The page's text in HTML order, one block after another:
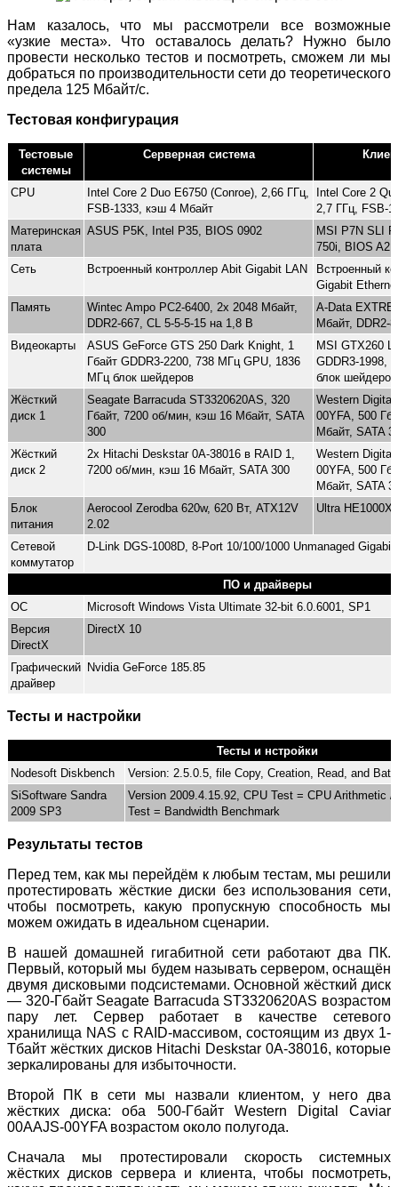
Нам казалось, что мы рассмотрели все возможные
«узкие места». Что оставалось делать? Нужно было
провести несколько тестов и посмотреть, сможем ли мы
добраться по производительности сети до теоретического
предела 125 Мбайт/с.
Тестовая конфигурация
Тестовые
системы
Серверная система
CPU
Intel Core 2 Duo E6750 (Conroe), 2,66 ГГц,
FSB-1333, кэш 4 Мбайт
Intel Core 2
2,7 ГГц, FSB-
Материнская
плата
ASUS P5K, Intel P35, BIOS 0902
MSI P7N SLI
750i, BIOS A2
Сеть
Встроенный контроллер Abit Gigabit LAN
Встроенный
Gigabit
Память
Wintec Ampo PC2-6400, 2x 2048 Мбайт,
DDR2-667, CL 5-5-5-15 на 1,8 В
A-Data
Мбайт, DDR2-
Видеокарты
ASUS GeForce GTS 250 Dark Knight, 1
Гбайт GDDR3-2200, 738 МГц GPU, 1836
МГц блок шейдеров
MSI GTX260
GDDR3-1998,
блок шейдеров
Жёсткий
диск 1
Seagate Barracuda ST3320620AS, 320
Гбайт, 7200 об/мин, кэш 16 Мбайт, SATA
300
Western
00YFA, 500
Мбайт, SATA
Жёсткий
диск 2
2x Hitachi Deskstar 0A-38016 в RAID 1,
7200 об/мин, кэш 16 Мбайт, SATA 300
Western
00YFA, 500
Мбайт, SATA
Блок
питания
Aerocool Zerodba 620w, 620 Вт, ATX12V
2.02
Ultra
Сетевой
коммутатор
D-Link DGS-1008D, 8-Port 10/100/1000 Unmanaged
ПО и драйверы
ОС
Microsoft Windows Vista Ultimate 32-bit 6.0.6001, SP1
Версия
DirectX
DirectX 10
Графический
драйвер
Nvidia GeForce 185.85
Тесты и настройки
Тесты и нстройки
Nodesoft Diskbench
Version: 2.5.0.5, file Copy, Creation, Read, and
SiSoftware Sandra
2009 SP3
Version 2009.4.15.92, CPU Test = CPU Arithmetic
Test = Bandwidth Benchmark
Результаты тестов
Перед тем, как мы перейдём к любым тестам, мы решили
протестировать жёсткие диски без использования сети,
чтобы посмотреть, какую пропускную способность мы
можем ожидать в идеальном сценарии.
В нашей домашней гигабитной сети работают два ПК.
Первый, который мы будем называть сервером, оснащён
двумя дисковыми подсистемами. Основной жёсткий диск
— 320-Гбайт Seagate Barracuda ST3320620AS возрастом
пару лет. Сервер работает в качестве сетевого
хранилища NAS с RAID-массивом, состоящим из двух 1-
Тбайт жёстких дисков Hitachi Deskstar 0A-38016, которые
зеркалированы для избыточности.
Второй ПК в сети мы назвали клиентом, у него два
жёстких диска: оба 500-Гбайт Western Digital Caviar
00AAJS-00YFA возрастом около полугода.
Сначала мы протестировали скорость системных
жёстких дисков сервера и клиента, чтобы посмотреть,